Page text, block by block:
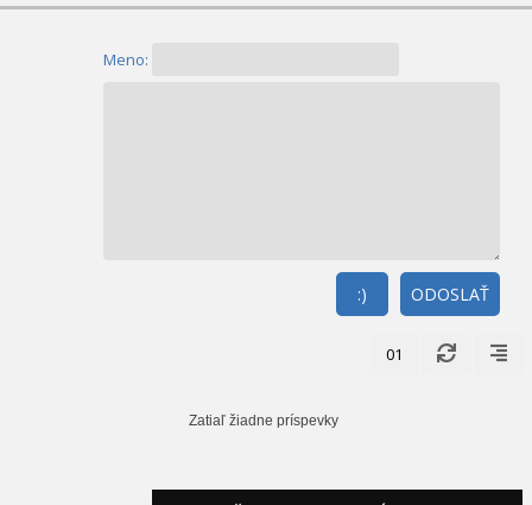
Meno:
ODOSLAŤ
:)
01
Zatiaľ žiadne príspevky